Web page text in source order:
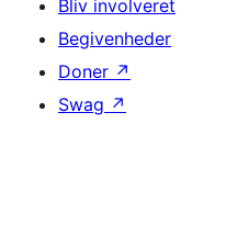
Bliv involveret
Begivenheder
Doner ↗
Swag ↗